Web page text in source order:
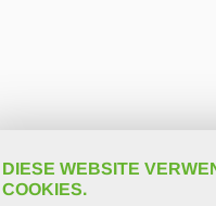
DIESE WEBSITE
COOKIES.